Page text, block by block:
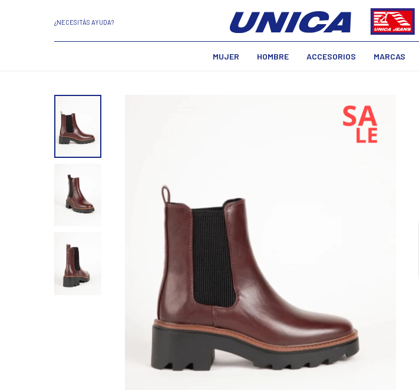
MUJER HOMBRE ACCESORIOS MARCAS
¿NECESITÁS AYUDA?